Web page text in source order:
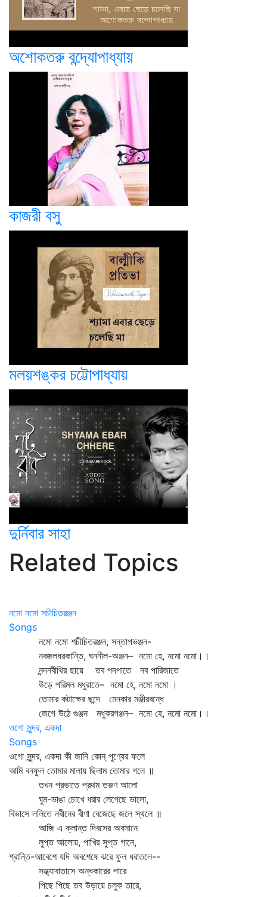
অশোকতরু বন্দ্যোপাধ্যায়
কাজরী বসু
মলয়শঙ্কর চট্টোপাধ্যায়
দুর্নিবার সাহা
Related Topics
নমো নমো সচীচিতরঞ্জন
Songs
নমো নমো শচীচিতরঞ্জন, সন্তাপভঞ্জন-
নবজলধরকান্তি, ঘননীল-অঞ্জন– নমো হে, নমো নমো।।
নন্দনবীথির ছায়ে তব পদপাতে নব পারিজাতে
উড়ে পরিমল মধুরাতে– নমো হে, নমো নমো ।
তোমার কটাক্ষের ছন্দে মেনকার মঞ্জীরবন্ধে
জেগে উঠে গুঞ্জন মধুকরগঞ্জন– নমো হে, নমো নমো।।
ওগো সুন্দর, একদা
Songs
ওগো সুন্দর, একদা কী জানি কোন্‌ পুণ্যের ফলে
আমি বনফুল তোমার মালায় ছিলাম তোমার গলে ॥
তখন প্রভাতে প্রথম তরুণ আলো
ঘুম-ভাঙা চোখে ধরার লেগেছে ভালো,
বিভাসে ললিতে নবীনের বীণা বেজেছে জলে স্থলে ॥
আজি এ ক্লান্ত দিবসের অবসানে
লুপ্ত আলোয়, পাখির সুপ্ত গানে,
শ্রান্তি-আবেশে যদি অবশেষে ঝরে ফুল ধরাতলে--
সন্ধ্যাবাতাসে অন্ধকারের পারে
পিছে পিছে তব উড়ায়ে চলুক তারে,